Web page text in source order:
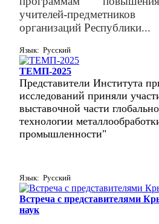
учителей-предметников
организаций Республики...
Язык: Русский
ТЕМП-2025
Представители Института
исследований приняли
выставочной части
технологии
промышленности"
Язык: Русский
Встреча с представителями
наук